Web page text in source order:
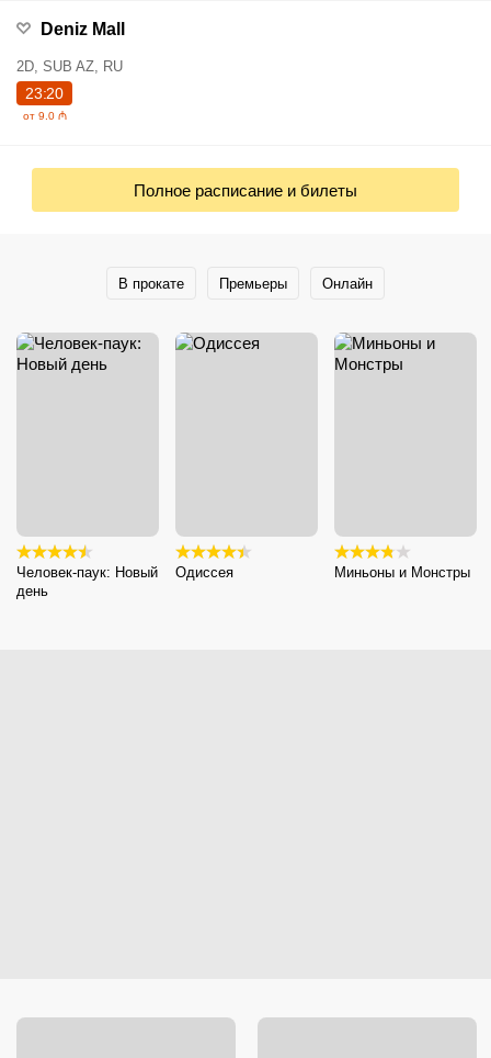
Deniz Mall
2D, SUB AZ, RU
23:20
от 9.0 ₼
Полное расписание и билеты
В прокате Премьеры Онлайн
Человек-паук: Новый
день
Одиссея Миньоны и Монстры